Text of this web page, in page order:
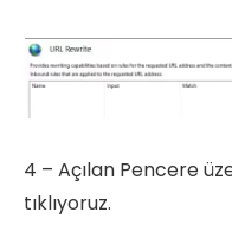
4 – Açılan Pencere
tıklıyoruz.